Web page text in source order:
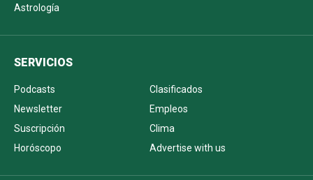
Astrología
SERVICIOS
Podcasts
Clasificados
Newsletter
Empleos
Suscripción
Clima
Horóscopo
Advertise with us